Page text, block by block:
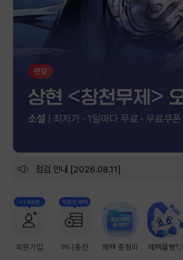
점검 안내 [2026.08.11]
+1,000원
회원가입
첫충전 혜택
머니충전 혜택 총정리 혜택몰빵💘